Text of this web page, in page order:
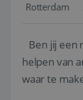
Rotterdam
Ben jij een
helpen van
waar te